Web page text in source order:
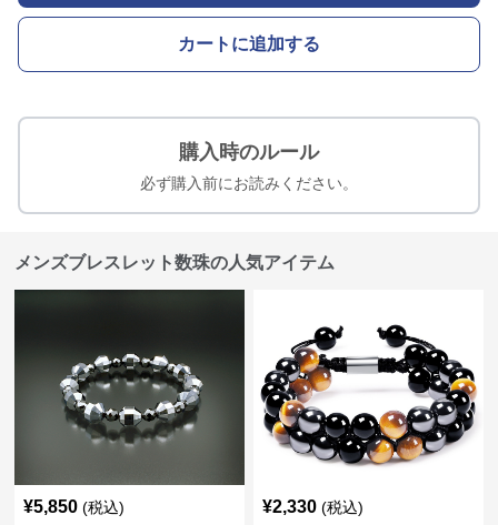
カートに追加する
購入時のルール
必ず購入前にお読みください。
メンズブレスレット数珠の人気アイテム
¥5,850 (税込) ¥2,330 (税込)